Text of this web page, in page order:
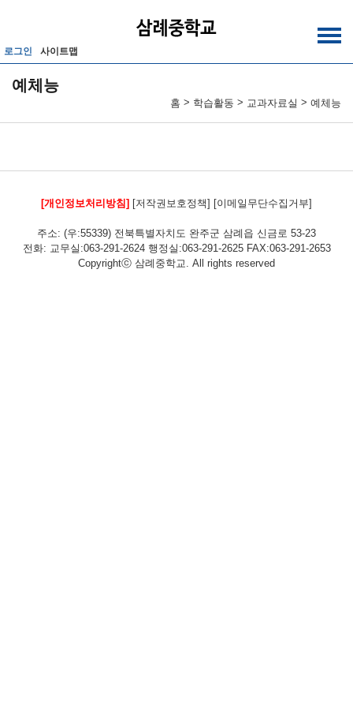
로그인 사이트맵
예체능
홈 > 학습활동 > 교과자료실 > 예체능
[개인정보처리방침] [저작권보호정책] [이메일무단수집거부]
주소: (우:55339) 전북특별자치도 완주군 삼례읍 신금로 53-23
전화: 교무실:063-291-2624 행정실:063-291-2625 FAX:063-291-2653
Copyrightⓒ 삼례중학교. All rights reserved